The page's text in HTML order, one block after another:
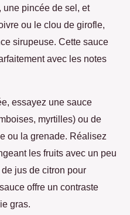
pincée de sel, et
ou le clou de girofle,
sirupeuse. Cette sauce
avec les notes
essayez une sauce
myrtilles) ou de
ou la grenade. Réalisez
les fruits avec un peu
jus de citron pour
offre un contraste
gras.